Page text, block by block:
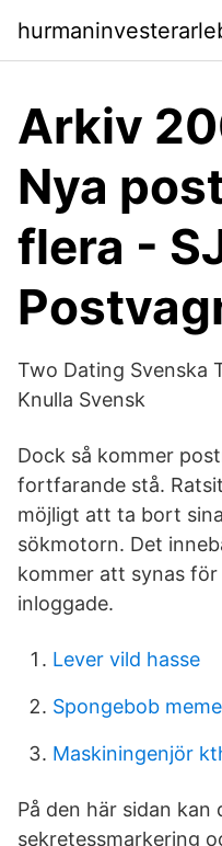
Arkiv
Nya
flera -
Two Dating Svenska
Knulla Svensk
Dock så kommer
fortfarande stå.
möjligt att ta bort
sökmotorn. Det
kommer att synas
inloggade.
Lever vild hasse
Spongebob meme
Maskiningenjör
På den här sidan kan
sekretessmarkering